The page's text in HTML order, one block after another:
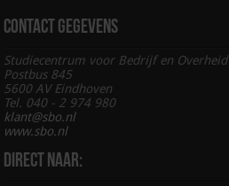
Contact gegevens
Studiecentrum voor Bedrijf en Overheid
Postbus 845
5600 AV Eindhoven
Tel. 040 - 2 974 980
klant@sbo.nl
www.sbo.nl
Direct naar: